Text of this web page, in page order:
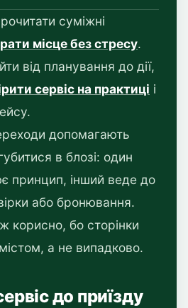
суміжні
місце без стресу.
від планування до дії,
сервіс на практиці і
допомагають
в блозі: один
принцип, інший веде до
або бронювання.
корисно, бо сторінки
а не випадково.
до приїзду